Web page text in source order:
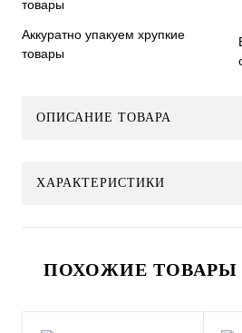
Аккуратно упакуем хрупкие
товары
ОПИСАНИЕ ТОВАРА
ХАРАКТЕРИСТИКИ
ПОХОЖИЕ ТОВАРЫ